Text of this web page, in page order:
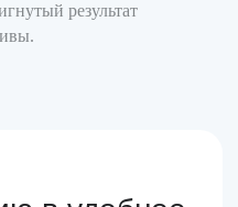
результат